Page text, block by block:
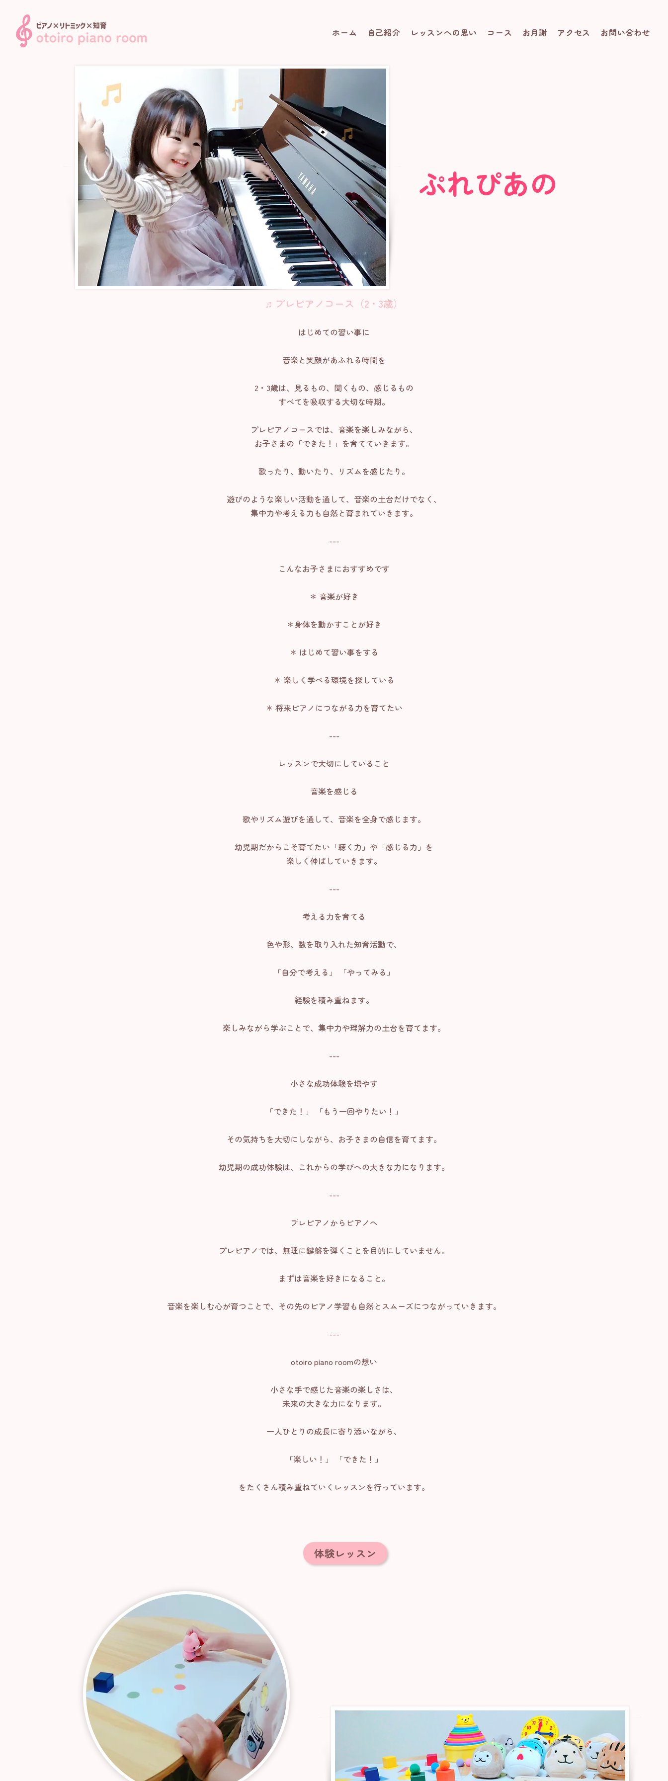
ホーム 自己紹介 レッスンへの思い コース お月謝 アクセス お問い合わせ
​ぷれぴあの
♬ プレピアノコース（2・3歳）
はじめての習い事に
音楽と笑顔があふれる時間を
2・3歳は、見るもの、聞くもの、感じるもの
すべてを吸収する大切な時期。
プレピアノコースでは、音楽を楽しみながら、
お子さまの「できた！」を育てていきます。
歌ったり、動いたり、リズムを感じたり。
遊びのような楽しい活動を通して、音楽の土台だけでなく、
集中力や考える力も自然と育まれていきます。
---
こんなお子さまにおすすめです
＊ 音楽が好き
＊身体を動かすことが好き
＊ はじめて習い事をする
＊ 楽しく学べる環境を探している
＊ 将来ピアノにつながる力を育てたい
---
レッスンで大切にしていること
音楽を感じる
歌やリズム遊びを通して、音楽を全身で感じます。
幼児期だからこそ育てたい「聴く力」や「感じる力」を
楽しく伸ばしていきます。
---
考える力を育てる
色や形、数を取り入れた知育活動で、
「自分で考える」 「やってみる」
経験を積み重ねます。
楽しみながら学ぶことで、集中力や理解力の土台を育てます。
---
小さな成功体験を増やす
「できた！」 「もう一回やりたい！」
その気持ちを大切にしながら、お子さまの自信を育てます。
幼児期の成功体験は、これからの学びへの大きな力になります。
---
プレピアノからピアノへ
プレピアノでは、無理に鍵盤を弾くことを目的にしていません。
まずは音楽を好きになること。
音楽を楽しむ心が育つことで、その先のピアノ学習も自然とスムーズにつながっていきます。
---
otoiro piano roomの想い
小さな手で感じた音楽の楽しさは、
未来の大きな力になります。
一人ひとりの成長に寄り添いながら、
「楽しい！」 「できた！」
をたくさん積み重ねていくレッスンを行っています。
体験レッスン